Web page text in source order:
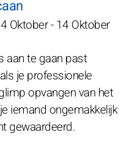
Oktober - 14 Oktober
aan te gaan past
je professionele
opvangen van het
iemand ongemakkelijk
gewaardeerd.